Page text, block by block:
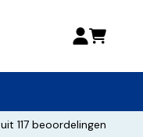
uit 117 beoordelingen